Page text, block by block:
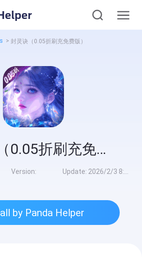
> 封灵诀（0.05折刷充免费版）
封灵诀（0.05折刷充免费版）
Version: Update: 2026/2/3 8:00:00
by Panda Helper